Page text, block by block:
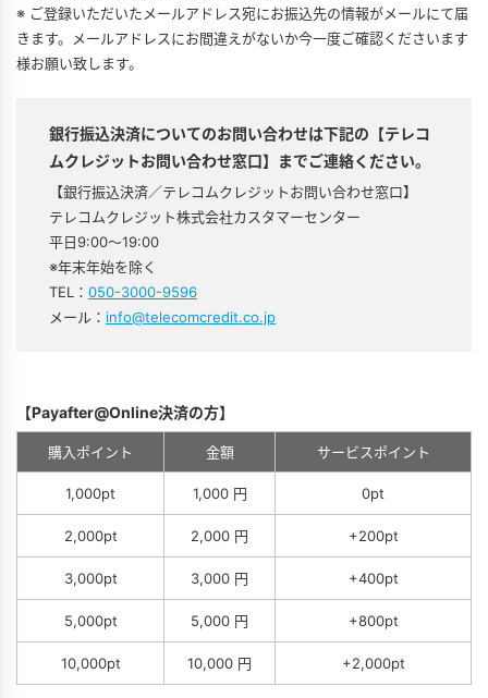
※ ご登録いただいたメールアドレス宛にお振込先の情報がメールにて届
きます。メールアドレスにお間違えがないか今一度ご確認くださいます
様お願い致します。
銀行振込決済についてのお問い合わせは下記の【テレコ
ムクレジットお問い合わせ窓口】までご連絡ください。
【銀行振込決済／テレコムクレジットお問い合わせ窓口】
テレコムクレジット株式会社カスタマーセンター
平日9:00～19:00
※年末年始を除く
TEL： 050-3000-9596
メール： info@telecomcredit.co.jp
【Payafter@Online決済の方】
購入ポイント 金額 サービスポイント
1,000pt 1,000 円 0pt
2,000pt 2,000 円 +200pt
3,000pt 3,000 円 +400pt
5,000pt 5,000 円 +800pt
10,000pt 10,000 円 +2,000pt